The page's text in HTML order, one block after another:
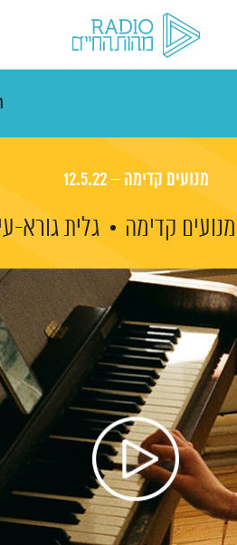
מנועים קדימה – 12.5.22
מנועים קדימה גלית גורא-